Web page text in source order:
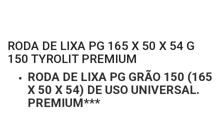
RODA DE LIXA PG 165 X 50 X 54 G
150 TYROLIT PREMIUM
RODA DE LIXA PG GRÃO 150 (165
X 50 X 54) DE USO UNIVERSAL.
PREMIUM***